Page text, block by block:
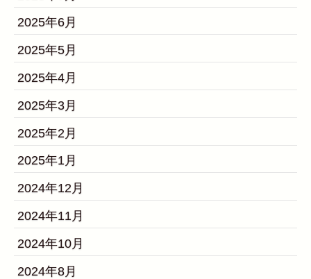
2025年6月
2025年5月
2025年4月
2025年3月
2025年2月
2025年1月
2024年12月
2024年11月
2024年10月
2024年8月